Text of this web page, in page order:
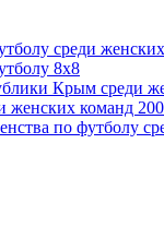
среди
8х8
Крым среди
женских команд
по футболу